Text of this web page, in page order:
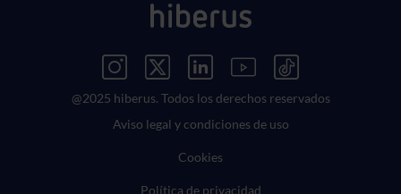
Menú Redes Sociales
@2025 hiberus. Todos los derechos reservados
Aviso legal y condiciones de uso
Cookies
Política de privacidad